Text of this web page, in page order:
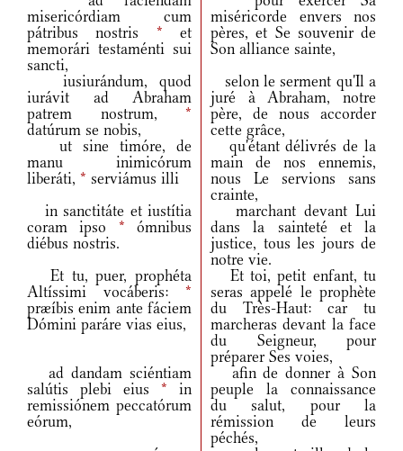
misericórdiam cum
pátribus nostris * et
memorári testaménti sui
sancti,
miséricorde envers nos
pères, et Se souvenir de
Son alliance sainte,
iusiurándum, quod
iurávit ad Abraham
patrem nostrum, *
datúrum se nobis,
selon le serment qu'Il a
juré à Abraham, notre
père, de nous accorder
cette grâce,
ut sine timóre, de
manu inimicórum
liberáti, * serviámus illi
qu'étant délivrés de la
main de nos ennemis,
nous Le servions sans
crainte,
in sanctitáte et iustítia
coram ipso * ómnibus
diébus nostris.
marchant devant Lui
dans la sainteté et la
justice, tous les jours de
notre vie.
Et tu, puer, prophéta
Altíssimi vocáberis: *
præíbis enim ante fáciem
Dómini paráre vias eius,
Et toi, petit enfant, tu
seras appelé le prophète
du Très-Haut: car tu
marcheras devant la face
du Seigneur, pour
préparer Ses voies,
ad dandam sciéntiam
salútis plebi eius * in
remissiónem peccatórum
eórum,
afin de donner à Son
peuple la connaissance
du salut, pour la
rémission de leurs
péchés,